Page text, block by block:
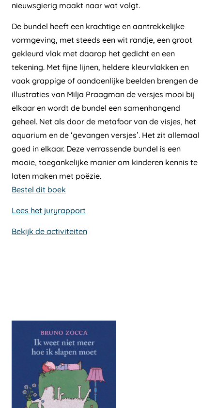
nieuwsgierig maakt naar wat volgt.
De bundel heeft een krachtige en aantrekkelijke
vormgeving, met steeds een wit randje, een groot
gekleurd vlak met daarop het gedicht en een
tekening. Met fijne lijnen, heldere kleurvlakken en
vaak grappige of aandoenlijke beelden brengen de
illustraties van Milja Praagman de versjes mooi bij
elkaar en wordt de bundel een samenhangend
geheel. Net als door de metafoor van de visjes, het
aquarium en de ‘gevangen versjes’. Het zit allemaal
goed in elkaar. Deze verrassende bundel is een
mooie, toegankelijke manier om kinderen kennis te
laten maken met poëzie.
Bestel dit boek
Lees het juryrapport
Bekijk de activiteiten